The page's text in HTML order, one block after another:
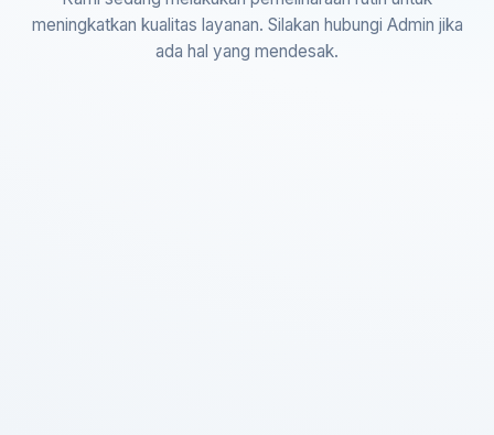
meningkatkan kualitas layanan. Silakan hubungi Admin jika
ada hal yang mendesak.